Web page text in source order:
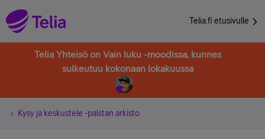
Telia.fi etusivulle
Telia Yhteisö on Vain luku -moodissa, kunnes
sulkeutuu kokonaan lokakuussa
Kysy ja keskustele -palstan arkisto